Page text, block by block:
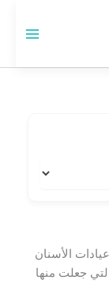
الأسنان
جعلت منها